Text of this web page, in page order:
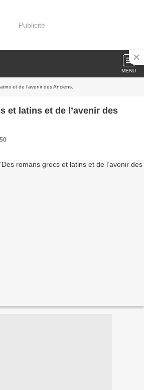
Publicité
MENU
et de l’avenir des Anciens.
et latins et de l’avenir des